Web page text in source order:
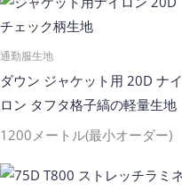
通勤服生地
ダウン ジャケット用 20D ナイ
ロン タフタ格子縞の軽量生地
1200メートル(最小オーダー)